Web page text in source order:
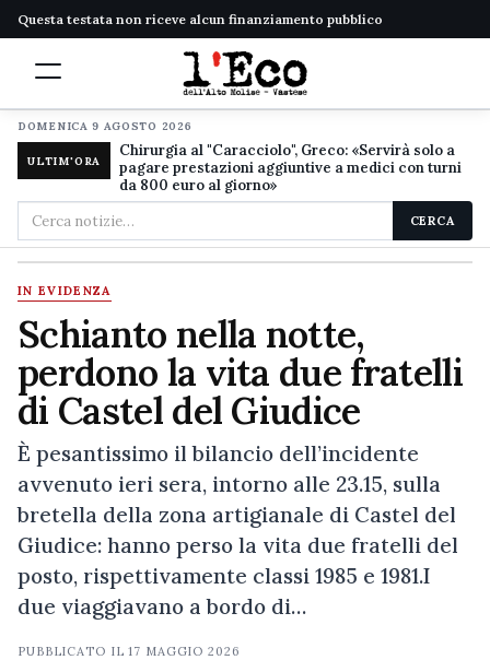
Questa testata non riceve alcun finanziamento pubblico
DOMENICA 9 AGOSTO 2026
ULTIM'ORA
Chirurgia al "Caracciolo", Greco: «Servirà solo a
pagare prestazioni aggiuntive a medici con turni
da 800 euro al giorno»
Cerca
nel
sito
CERCA
IN EVIDENZA
Schianto nella notte,
perdono la vita due fratelli
di Castel del Giudice
È pesantissimo il bilancio dell’incidente
avvenuto ieri sera, intorno alle 23.15, sulla
bretella della zona artigianale di Castel del
Giudice: hanno perso la vita due fratelli del
posto, rispettivamente classi 1985 e 1981.I
due viaggiavano a bordo di…
PUBBLICATO IL17 MAGGIO 2026